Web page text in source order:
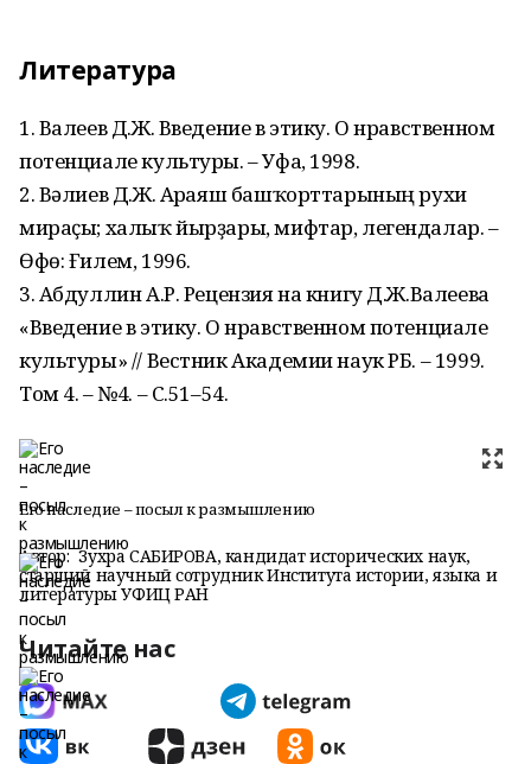
Литература
1. Валеев Д.Ж. Введение в этику. О нравственном
потенциале культуры. – Уфа, 1998.
2. Вәлиев Д.Ж. Арғаяш башҡорт­тарының рухи
мираҫы; халыҡ йырҙары, мифтар, легендалар. –
Өфө: Ғилем, 1996.
3. Абдуллин А.Р. Рецензия на книгу Д.Ж.Валеева
«Введение в этику. О нравственном потенциале
культуры» // Вестник Академии наук РБ. – 1999.
Том 4. – №4. – С.51–54.
Его наследие – посыл к размышлению
Автор: Зухра САБИРОВА, кандидат исторических наук,
старший научный сотрудник Института истории, языка и
литературы УФИЦ РАН
Читайте нас